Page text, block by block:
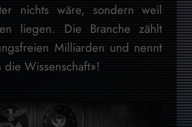
nichts wäre, sondern weil
liegen. Die Branche zählt
Milliarden und nennt
Wissenschaft»!